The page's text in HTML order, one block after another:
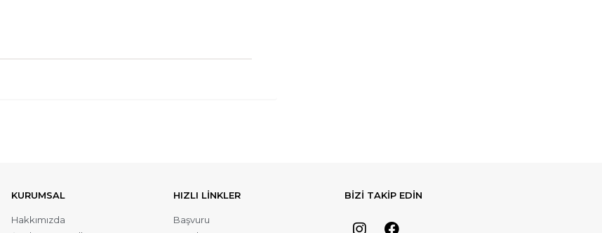
KURUMSAL
Hakkımızda
HIZLI LİNKLER
Başvuru
BİZİ TAKİP EDİN